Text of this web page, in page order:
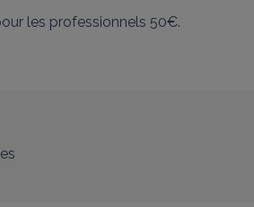
les professionnels 50€.